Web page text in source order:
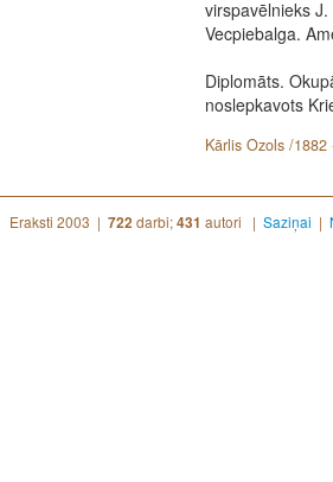
virspavēlnieks
Vecpiebalga.
Diplomāts.
noslepkavots
Kārlis Ozols /1882
Eraksti 2003 | 722 darbi;431 autori | Saziņai |